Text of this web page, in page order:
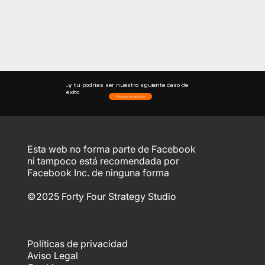
Roberto, quiero ver el training
...y tú podrías ser nuestro siguiente caso de
éxito
Reserva tu mentoría
Esta web no forma parte de Facebook
ni tampoco está recomendada por
Facebook Inc. de ninguna forma
©2025 Forty Four Strategy Studio
Políticas de privacidad
Aviso Legal